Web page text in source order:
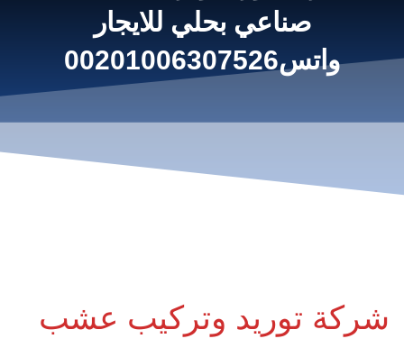
صناعي بحلي للايجار
واتس00201006307526
شركة توريد وتركيب عشب